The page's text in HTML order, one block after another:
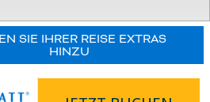
SIE IHRER REISE EXTRAS
HINZU